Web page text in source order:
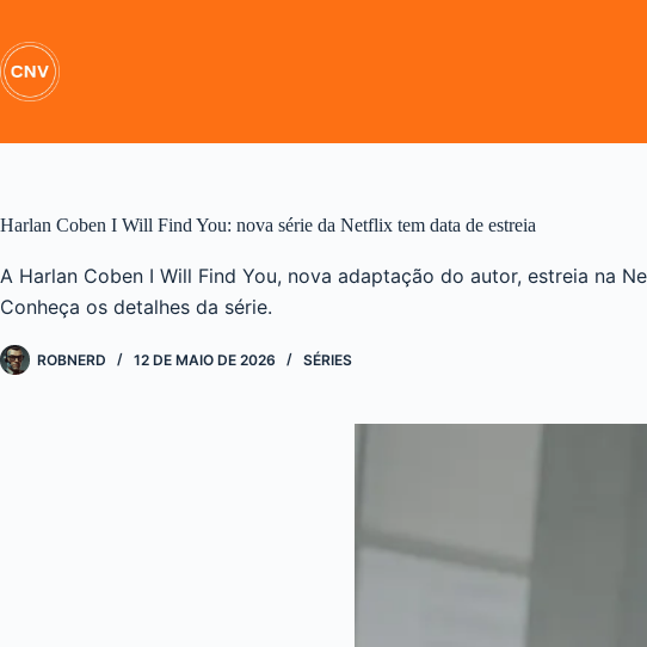
o
conteúdo
Harlan Coben I Will Find You: nova série da Netflix tem data de estreia
A Harlan Coben I Will Find You, nova adaptação do autor, estreia na
Conheça os detalhes da série.
ROBNERD 12 DE MAIO DE 2026 SÉRIES